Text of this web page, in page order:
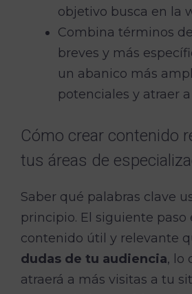
objetivo busca en la
Combina términos
breves y más
un abanico más
potenciales y atraer
Cómo crear contenido
tus áreas de
Saber qué palabras clave
principio. El siguiente paso
contenido útil y relevante
dudas de tu audiencia, lo
atraerá a más visitas a tu